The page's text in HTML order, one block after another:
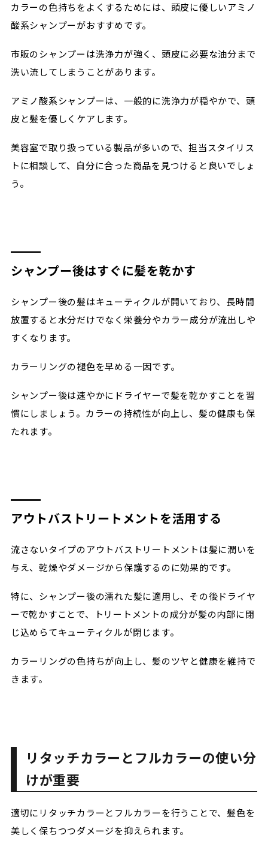
カラーの色持ちをよくするためには、頭皮に優しいアミノ
酸系シャンプーがおすすめです。
市販のシャンプーは洗浄力が強く、頭皮に必要な油分まで
洗い流してしまうことがあります。
アミノ酸系シャンプーは、一般的に洗浄力が穏やかで、頭
皮と髪を優しくケアします。
美容室で取り扱っている製品が多いので、担当スタイリス
トに相談して、自分に合った商品を見つけると良いでしょ
う。
シャンプー後はすぐに髪を乾かす
シャンプー後の髪はキューティクルが開いており、長時間
放置すると水分だけでなく栄養分やカラー成分が流出しや
すくなります。
カラーリングの褪色を早める一因です。
シャンプー後は速やかにドライヤーで髪を乾かすことを習
慣にしましょう。カラーの持続性が向上し、髪の健康も保
たれます。
アウトバストリートメントを活用する
流さないタイプのアウトバストリートメントは髪に潤いを
与え、乾燥やダメージから保護するのに効果的です。
特に、シャンプー後の濡れた髪に適用し、その後ドライヤ
ーで乾かすことで、トリートメントの成分が髪の内部に閉
じ込めらてキューティクルが閉じます。
カラーリングの色持ちが向上し、髪のツヤと健康を維持で
きます。
リタッチカラーとフルカラーの使い分
けが重要
適切にリタッチカラーとフルカラーを行うことで、髪色を
美しく保ちつつダメージを抑えられます。